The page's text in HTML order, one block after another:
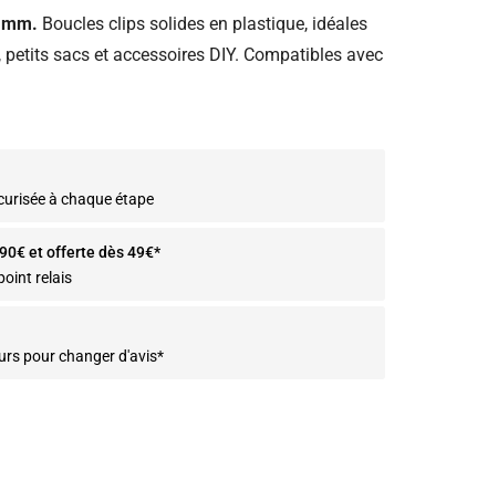
Boucles clips solides en plastique, idéales
sacs et accessoires DIY. Compatibles avec
à chaque étape
et offerte dès 49€*
relais
pour changer d'avis*